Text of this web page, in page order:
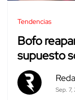
Tendencias
Bofo
supuesto
Sep.